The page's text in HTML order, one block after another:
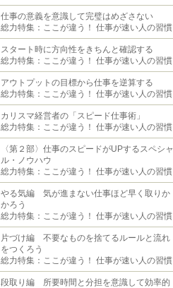
仕事の意義を意識して完璧はめざさない
総力特集：ここが違う！ 仕事が速い人の習慣
スタート時に方向性をきちんと確認する
総力特集：ここが違う！ 仕事が速い人の習慣
アウトプットの目標から仕事を逆算する
総力特集：ここが違う！ 仕事が速い人の習慣
カリスマ経営者の「スピード仕事術」
総力特集：ここが違う！ 仕事が速い人の習慣
〈第２部〉仕事のスピードがUPするスペシャ
ル・ノウハウ
総力特集：ここが違う！ 仕事が速い人の習慣
やる気編 気が進まない仕事ほど早く取りか
かろう
総力特集：ここが違う！ 仕事が速い人の習慣
片づけ編 不要なものを捨てるルールと流れ
をつくろう
総力特集：ここが違う！ 仕事が速い人の習慣
段取り編 所要時間と分担を意識して効率的